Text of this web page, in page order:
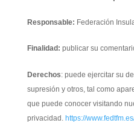
Responsable: Federación
Finalidad: publicar su
Derechos: puede ejercitar su
supresión y otros, tal como
que puede conocer visitando
privacidad. https://